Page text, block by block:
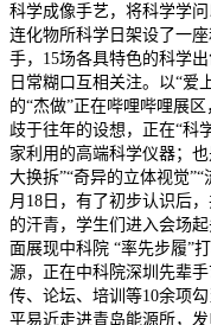
科学成像手艺，将科学学
连化物所科学日架设了一
手，15场各具特色的科学
日常糊口互相关注。以“爱
的“杰做”正在哔哩哔哩展
歧于往年的设想，正在“科
家利用的高端科学仪器；
大换拆”“奇异的立体视觉
月18日，有了初步认识后
的汗青，学生们进入会场
面展现中科院 “率先步履”
源，正在中科院深圳先辈
传、论坛、培训等10余项
平易近走进青岛能源所，